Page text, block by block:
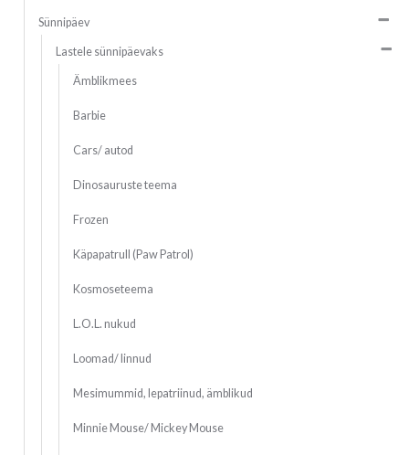
Sünnipäev
Lastele sünnipäevaks
Ämblikmees
Barbie
Cars/ autod
Dinosauruste teema
Frozen
Käpapatrull (Paw Patrol)
Kosmoseteema
L.O.L. nukud
Loomad/ linnud
Mesimummid, lepatriinud, ämblikud
Minnie Mouse/ Mickey Mouse